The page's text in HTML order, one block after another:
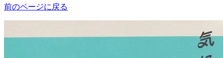
前のページに戻る